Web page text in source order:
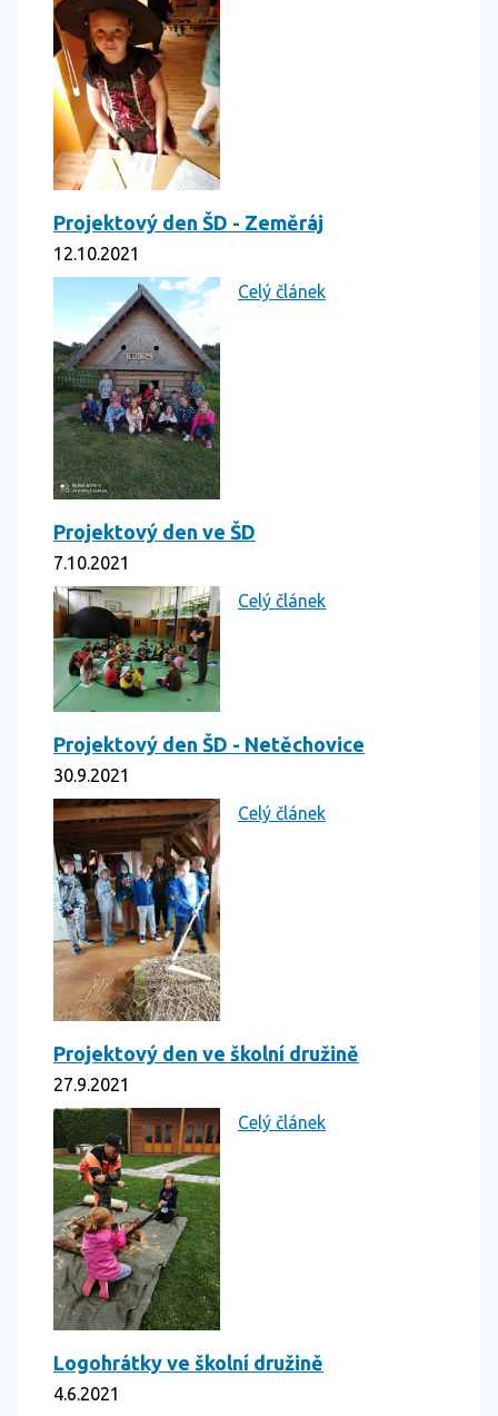
Projektový den ŠD - Zeměráj
12.10.2021
Celý článek
Projektový den ve ŠD
7.10.2021
Celý článek
Projektový den ŠD - Netěchovice
30.9.2021
Celý článek
Projektový den ve školní družině
27.9.2021
Celý článek
Logohrátky ve školní družině
4.6.2021